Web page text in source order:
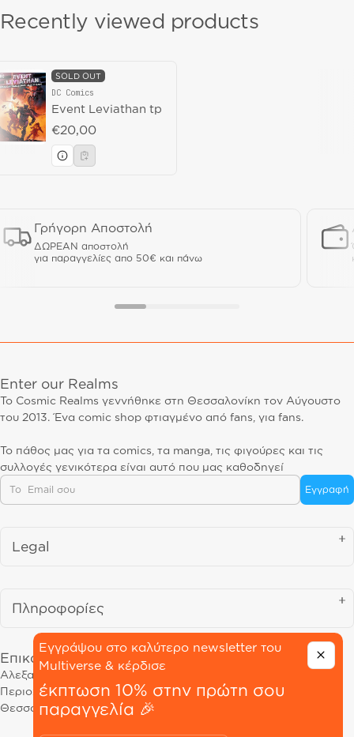
Recently viewed products
SOLD OUT
Vendor:
DC Comics
Event Leviathan tp
Regular price
€20,00
Γρήγορη Αποστολή
ΔΩΡΕΑΝ αποστολή
για παραγγελίες απο 50€ και πάνω
Εγγράψου στο καλύτερο newsletter του
Multiverse & κέρδισε
έκπτωση 10% στην πρώτη σου
παραγγελία 🎉
Enter our Realms
Το Cosmic Realms γεννήθηκε στη Θεσσαλονίκη τον Αύγουστο
του 2013. Ένα comic shop φτιαγμένο από fans, για fans.
Το πάθος μας για τα comics, τα manga, τις φιγούρες και τις
συλλογές γενικότερα είναι αυτό που μας καθοδηγεί
Email
Εγγραφή
Legal
Πληροφορίες
Επικοινωνία
Αλεξανδρείας 68, 54645
Περιοχή Μαρτίου
Θεσσαλονίκη